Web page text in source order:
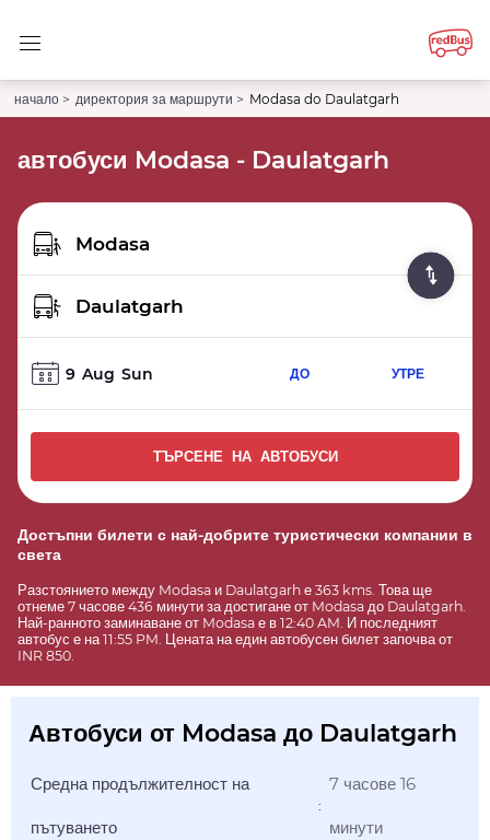
начало > директория за маршрути > Modasa do Daulatgarh
автобуси Modasa - Daulatgarh
9 Aug Sun ДО УТРЕ
ТЪРСЕНЕ НА АВТОБУСИ
Достъпни билети с най-добрите туристически компании в
света
Разстоянието между Modasa и Daulatgarh е 363 kms. Това ще
отнеме 7 часове 436 минути за достигане от Modasa до Daulatgarh.
Най-ранното заминаване от Modasa е в 12:40 AM. И последният
автобус е на 11:55 PM. Цената на един автобусен билет започва от
INR 850.
Автобуси от Modasa до Daulatgarh
Средна продължителност на
пътуването
:
7 часове 16
минути